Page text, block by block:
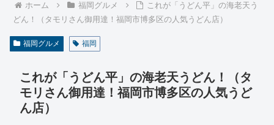
ホーム 福岡グルメ
これが「うどん平」の海老天う
どん！（タモリさん御用達！福岡市博多区の人気うどん店）
福岡グルメ 福岡
これが「うどん平」の海老天うどん！（タ
モリさん御用達！福岡市博多区の人気うど
ん店）